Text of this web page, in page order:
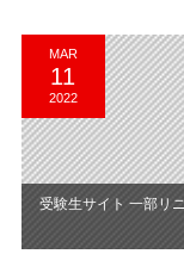
MAR
11
2022
受験生サイト 一部リ